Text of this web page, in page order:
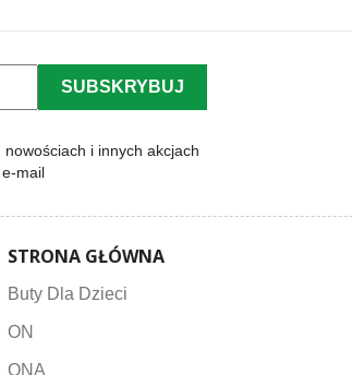
i innych akcjach
mail
STRONA GŁÓWNA
Buty Dla Dzieci
ON
ONA